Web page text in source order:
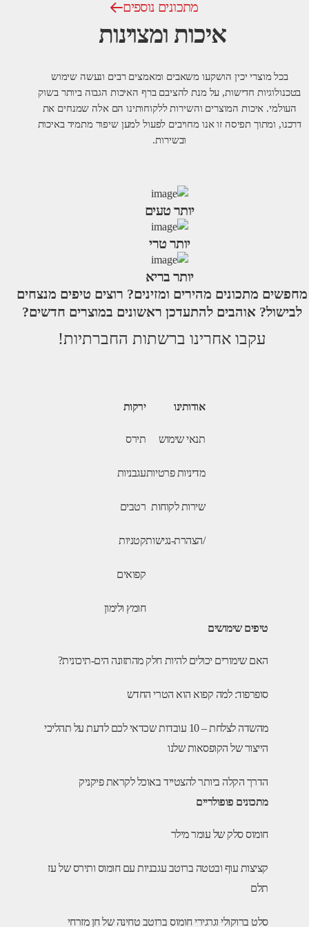
מתכונים נוספים
איכות ומצוינות
בכל מוצרי יכין הושקעו משאבים ומאמצים רבים ונעשה שימוש
בטכנולוגיות חדישות, על מנת להציבם ברף האיכות הגבוה ביותר בשוק
העולמי. איכות המוצרים והשירות ללקוחותינו הם אלה שמנחים את
דרכנו, ומתוך תפיסה זו אנו מחויבים לפעול למען שיפור מתמיד באיכות
ובשירות.
יותר בריא
יותר טרי
יותר טעים
מחפשים מתכונים מהירים ומזינים? רוצים טיפים מנצחים
לבישול? אוהבים להתעדכן ראשונים במוצרים חדשים?
עקבו אחרינו ברשתות החברתיות!
אודותינו
תנאי שימוש
מדיניות פרטיות
שירות לקוחות
/הצהרת-נגישות
ירקות
תירס
עגבניות
רטבים
קטניות
קפואים
חומץ ולימון
טיפים שימושים
האם שימורים יכולים להיות חלק מהתזונה הים-תיכונית?
סופרפוד: למה קפוא הוא הטרי החדש
מהשדה לצלחת – 10 עובדות שכדאי לכם לדעת על תהליכי
הייצור של הקופסאות שלנו
הדרך הקלה ביותר להצטייד באוכל לקראת פיקניק
מתכונים פופולריים
חומוס סלק של עומר מילר
קציצות עוף ובטטה ברוטב עגבניות עם חומוס ותירס של עז
תלם
סלט ברוקולי וגרגירי חומוס ברוטב טחינה של חן מזרחי